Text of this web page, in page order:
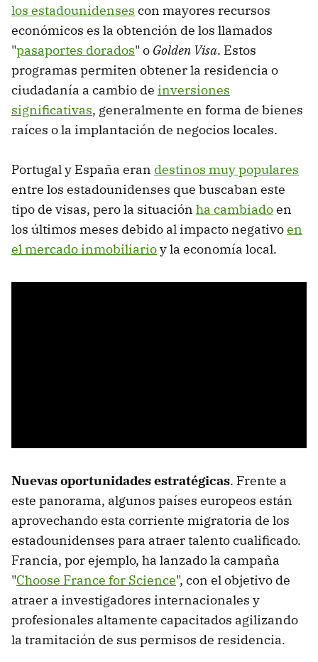
los estadounidenses con mayores recursos
económicos es la obtención de los llamados
"pasaportes dorados" o Golden Visa. Estos
programas permiten obtener la residencia o
ciudadanía a cambio de inversiones
significativas, generalmente en forma de bienes
raíces o la implantación de negocios locales.
Portugal y España eran destinos muy populares
entre los estadounidenses que buscaban este
tipo de visas, pero la situación ha cambiadoen
los últimos meses debido al impacto negativoen
el mercado inmobiliarioy la economía local.
Nuevas oportunidades estratégicas. Frente a
este panorama, algunos países europeos están
aprovechando esta corriente migratoria de los
estadounidenses para atraer talento cualificado.
Francia, por ejemplo, ha lanzado la campaña
"Choose France for Science", con el objetivo de
atraer a investigadores internacionales y
profesionales altamente capacitados agilizando
la tramitación de sus permisos de residencia.